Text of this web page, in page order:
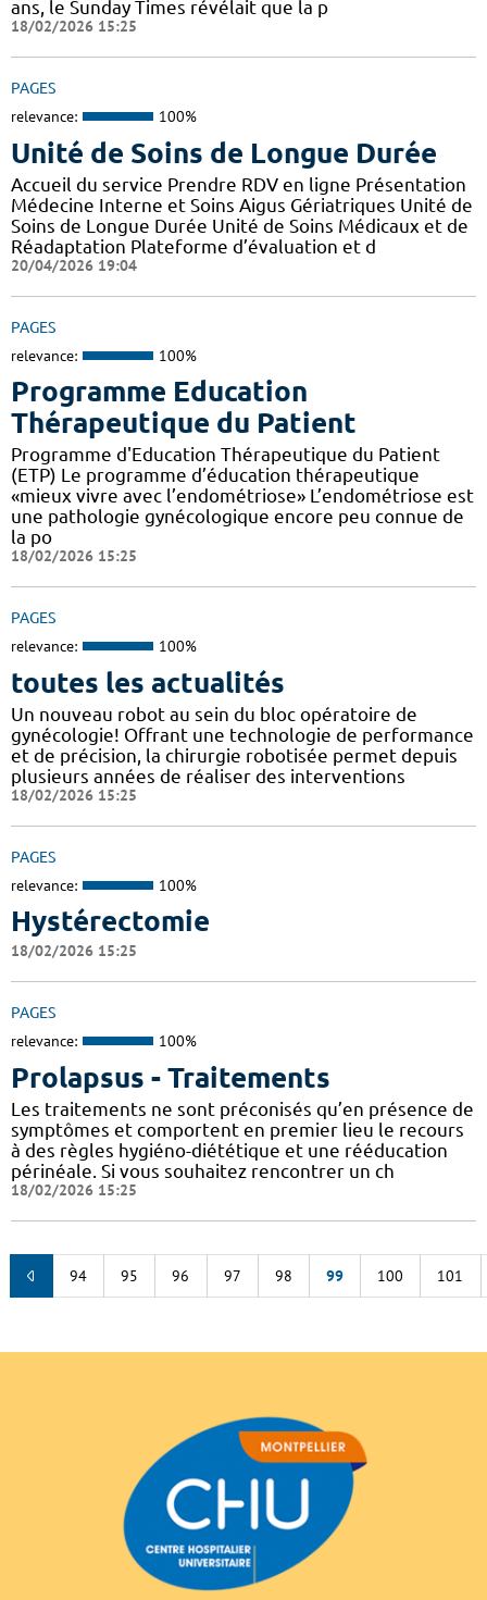
ans, le Sunday Times révélait que la p
18/02/2026 15:25
PAGES
relevance: 100%
Unité de Soins de Longue Durée
Accueil du service Prendre RDV en ligne Présentation
Médecine Interne et Soins Aigus Gériatriques Unité de
Soins de Longue Durée Unité de Soins Médicaux et de
Réadaptation Plateforme d’évaluation et d
20/04/2026 19:04
PAGES
relevance: 100%
Programme Education
Thérapeutique du Patient
Programme d'Education Thérapeutique du Patient
(ETP) Le programme d’éducation thérapeutique
«mieux vivre avec l’endométriose» L’endométriose est
une pathologie gynécologique encore peu connue de
la po
18/02/2026 15:25
PAGES
relevance: 100%
toutes les actualités
Un nouveau robot au sein du bloc opératoire de
gynécologie! Offrant une technologie de performance
et de précision, la chirurgie robotisée permet depuis
plusieurs années de réaliser des interventions
18/02/2026 15:25
PAGES
relevance: 100%
Hystérectomie
18/02/2026 15:25
PAGES
relevance: 100%
Prolapsus - Traitements
Les traitements ne sont préconisés qu’en présence de
symptômes et comportent en premier lieu le recours
à des règles hygiéno-diététique et une rééducation
périnéale. Si vous souhaitez rencontrer un ch
18/02/2026 15:25
94 95 96 97 98 99 100 101